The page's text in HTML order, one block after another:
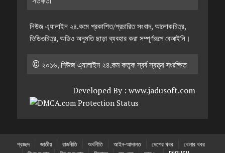
নিউজ এ্যালাইন ২৪.কমে প্রকাশিত/প্রচারিত সংবাদ, আলোকচিত্র,
ভিডিওচিত্র, অডিও অনুমতি ছাড়া ব্যবহার করা সম্পূর্ণরূপে বেআইনি।
© ২০১৬, নিউজ এ্যালাইন ২৪.কম কতৃক স্বর্ব স্বত্ত্ব সংরক্ষিত
Developed By :www.jadusoft.com
প্রচ্ছদ জাতীয় রাজনীতি অর্থনীতি আইন-আদালত দেশের খবর
খেলার খবর